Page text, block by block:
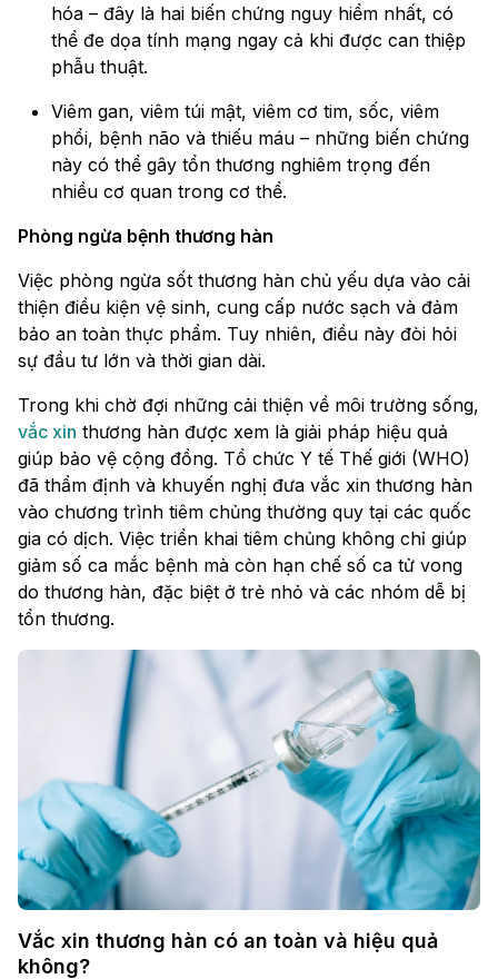
hóa – đây là hai biến chứng nguy hiểm nhất, có
thể đe dọa tính mạng ngay cả khi được can thiệp
phẫu thuật.
Viêm gan, viêm túi mật, viêm cơ tim, sốc, viêm
phổi, bệnh não và thiếu máu – những biến chứng
này có thể gây tổn thương nghiêm trọng đến
nhiều cơ quan trong cơ thể.
Phòng ngừa bệnh thương hàn
Việc phòng ngừa sốt thương hàn chủ yếu dựa vào cải
thiện điều kiện vệ sinh, cung cấp nước sạch và đảm
bảo an toàn thực phẩm. Tuy nhiên, điều này đòi hỏi
sự đầu tư lớn và thời gian dài.
Trong khi chờ đợi những cải thiện về môi trường sống,
vắc xin thương hàn được xem là giải pháp hiệu quả
giúp bảo vệ cộng đồng. Tổ chức Y tế Thế giới (WHO)
đã thẩm định và khuyến nghị đưa vắc xin thương hàn
vào chương trình tiêm chủng thường quy tại các quốc
gia có dịch. Việc triển khai tiêm chủng không chỉ giúp
giảm số ca mắc bệnh mà còn hạn chế số ca tử vong
do thương hàn, đặc biệt ở trẻ nhỏ và các nhóm dễ bị
tổn thương.
Vắc xin thương hàn có an toàn và hiệu quả
không?